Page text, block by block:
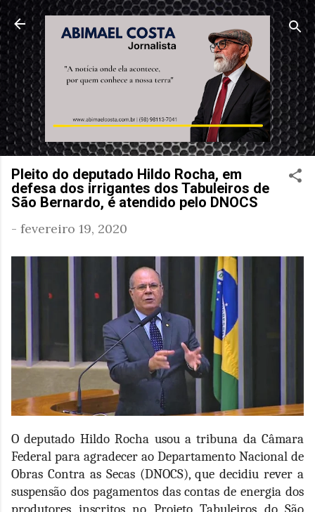
Pular para o conteúdo principal
Pleito do deputado Hildo Rocha, em
defesa dos irrigantes dos Tabuleiros de
São Bernardo, é atendido pelo DNOCS
- fevereiro 19, 2020
O deputado Hildo Rocha usou a tribuna da Câmara
Federal para agradecer ao Departamento Nacional de
Obras Contra as Secas (DNOCS), que decidiu rever a
suspensão dos pagamentos das contas de energia dos